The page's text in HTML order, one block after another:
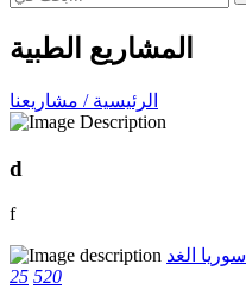
المشاريع الطبية
الرئيسية / مشاريعنا
d
f
سوريا الغد
25 520